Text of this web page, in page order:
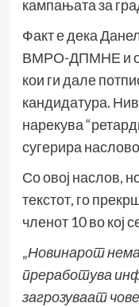
кампањата за
Факт е дека
ВМРО-ДПМНЕ и од
кои ги дале
кандидатура.
нарекува
сугерира
Со овој наслов,
текстот, го
членот 10 во кој
„Новинарот нема
преработува
загрозуваат